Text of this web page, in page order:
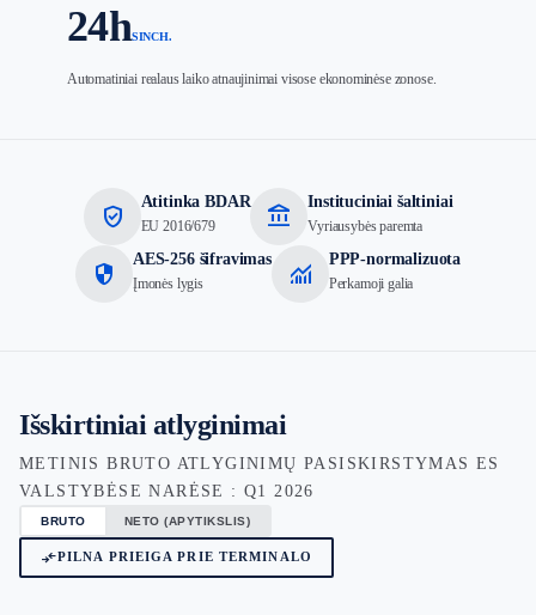
24hSINCH.
Automatiniai realaus laiko atnaujinimai visose ekonominėse zonose.
verified_user Atitinka BDAR
EU 2016/679 account_balance Instituciniai šaltiniai
Vyriausybės paremta
security AES-256 šifravimas
Įmonės lygis monitoring PPP-normalizuota
Perkamoji galia
Išskirtiniai atlyginimai
METINIS BRUTO ATLYGINIMŲ PASISKIRSTYMAS ES
VALSTYBĖSE NARĖSE : Q1 2026
BRUTO NETO (APYTIKSLIS)
compare_arrowsPILNA PRIEIGA PRIE TERMINALO